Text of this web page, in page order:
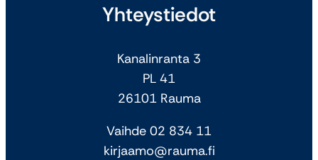
Yhteystiedot
Kanalinranta 3
PL 41
26101 Rauma
Vaihde 02 834 11
kirjaamo@rauma.fi